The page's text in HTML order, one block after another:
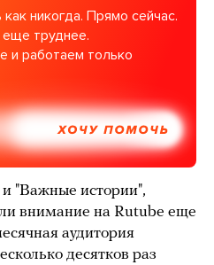
никогда. Прямо сейчас.
труднее.
и работаем только
ХОЧУ ПОМОЧЬ
"Важные истории",
внимание на Rutube еще
аудитория
десятков раз